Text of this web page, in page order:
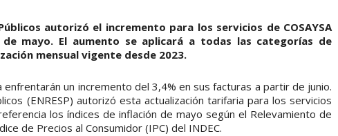
autorizó el incremento para los servicios de COSAYSA
mayo. El aumento se aplicará a todas las categorías de
mensual vigente desde 2023.
enfrentarán un incremento del 3,4% en sus facturas a partir de junio.
(ENRESP) autorizó esta actualización tarifaria para los servicios
los índices de inflación de mayo según el Relevamiento de
de Precios al Consumidor (IPC) del INDEC.